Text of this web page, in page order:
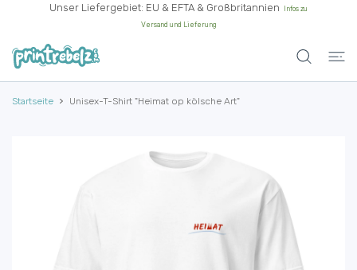
Unser Liefergebiet: EU & EFTA & Großbritannien
Infos zu
Versand und Lieferung
Startseite Unisex-T-Shirt "Heimat op kölsche Art"